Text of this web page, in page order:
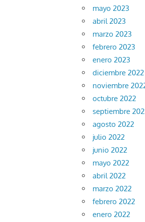
mayo 2023
abril 2023
marzo 2023
febrero 2023
enero 2023
diciembre 2022
noviembre
octubre 2022
septiembre
agosto 2022
julio 2022
junio 2022
mayo 2022
abril 2022
marzo 2022
febrero 2022
enero 2022